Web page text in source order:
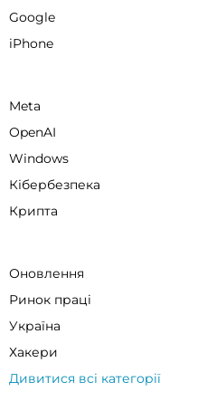
Google
iPhone
Meta
OpenAI
Windows
Кібербезпека
Крипта
Оновлення
Ринок праці
Україна
Хакери
Дивитися всі категорії